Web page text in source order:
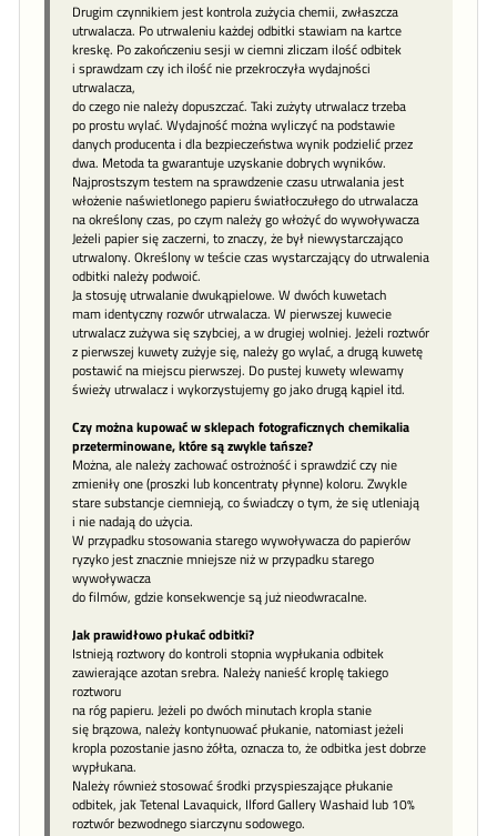
Drugim czynnikiem jest kontrola zużycia chemii, zwłaszcza
utrwalacza. Po utrwaleniu każdej odbitki stawiam na kartce
kreskę. Po zakończeniu sesji w ciemni zliczam ilość odbitek
i sprawdzam czy ich ilość nie przekroczyła wydajności
utrwalacza,
do czego nie należy dopuszczać. Taki zużyty utrwalacz trzeba
po prostu wylać. Wydajność można wyliczyć na podstawie
danych producenta i dla bezpieczeństwa wynik podzielić przez
dwa. Metoda ta gwarantuje uzyskanie dobrych wyników.
Najprostszym testem na sprawdzenie czasu utrwalania jest
włożenie naświetlonego papieru światłoczułego do utrwalacza
na określony czas, po czym należy go włożyć do wywoływacza
Jeżeli papier się zaczerni, to znaczy, że był niewystarczająco
utrwalony. Określony w teście czas wystarczający do utrwalenia
odbitki należy podwoić.
Ja stosuję utrwalanie dwukąpielowe. W dwóch kuwetach
mam identyczny rozwór utrwalacza. W pierwszej kuwecie
utrwalacz zużywa się szybciej, a w drugiej wolniej. Jeżeli roztwór
z pierwszej kuwety zużyje się, należy go wylać, a drugą kuwetę
postawić na miejscu pierwszej. Do pustej kuwety wlewamy
świeży utrwalacz i wykorzystujemy go jako drugą kąpiel itd.
Czy można kupować w sklepach fotograficznych chemikalia
przeterminowane, które są zwykle tańsze?
Można, ale należy zachować ostrożność i sprawdzić czy nie
zmieniły one (proszki lub koncentraty płynne) koloru. Zwykle
stare substancje ciemnieją, co świadczy o tym, że się utleniają
i nie nadają do użycia.
W przypadku stosowania starego wywoływacza do papierów
ryzyko jest znacznie mniejsze niż w przypadku starego
wywoływacza
do filmów, gdzie konsekwencje są już nieodwracalne.
Jak prawidłowo płukać odbitki?
Istnieją roztwory do kontroli stopnia wypłukania odbitek
zawierające azotan srebra. Należy nanieść kroplę takiego
roztworu
na róg papieru. Jeżeli po dwóch minutach kropla stanie
się brązowa, należy kontynuować płukanie, natomiast jeżeli
kropla pozostanie jasno żółta, oznacza to, że odbitka jest dobrze
wypłukana.
Należy również stosować środki przyspieszające płukanie
odbitek, jak Tetenal Lavaquick, Ilford Gallery Washaid lub 10%
roztwór bezwodnego siarczynu sodowego.